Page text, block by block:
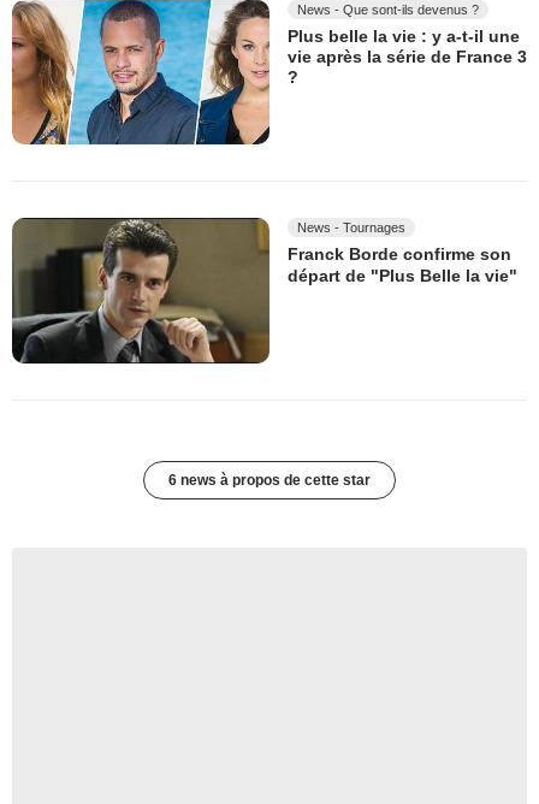
News - Que sont-ils devenus ?
Plus belle la vie : y a-t-il une
vie après la série de France 3
?
News - Tournages
Franck Borde confirme son
départ de "Plus Belle la vie"
6 news à propos de cette star